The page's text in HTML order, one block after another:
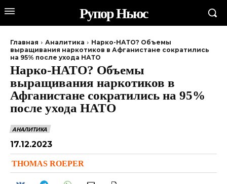
Рупор Ньюс
Главная Аналитика
Нарко-НАТО? Объемы
выращивания наркотиков в Афганистане сократились
на 95% после ухода НАТО
Нарко-НАТО? Объемы
выращивания наркотиков в
Афганистане сократились на 95%
после ухода НАТО
АНАЛИТИКА
17.12.2023
THOMAS ROEPER